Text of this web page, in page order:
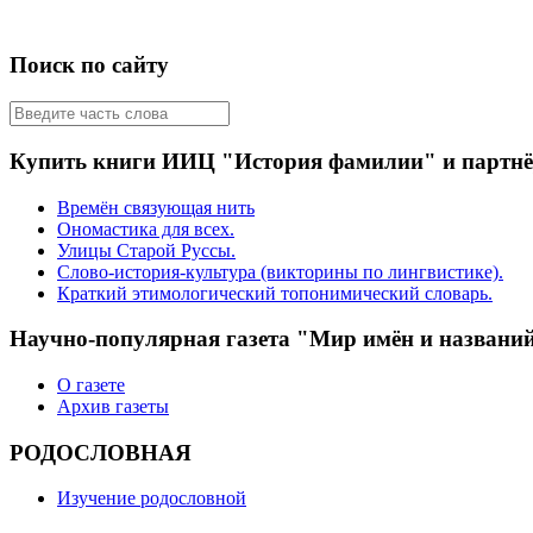
Поиск по сайту
Купить книги ИИЦ "История фамилии" и
Времён связующая нить
Ономастика для всех.
Улицы Старой Руссы.
Слово-история-культура (викторины по лингвистике).
Краткий этимологический топонимический словарь.
Научно-популярная газета "Мир имён и
О газете
Архив газеты
РОДОСЛОВНАЯ
Изучение родословной